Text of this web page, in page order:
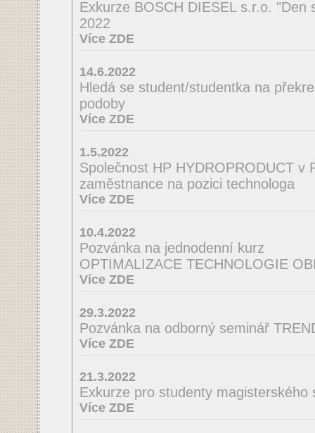
Exkurze BOSCH DIESEL s.r.o. "Den
2022
Více ZDE
14.6.2022
Hledá se student/studentka na
podoby
Více ZDE
1.5.2022
Společnost HP HYDROPRODUCT v
zaměstnance na pozici technologa
Více ZDE
10.4.2022
Pozvánka na jednodenní kurz
OPTIMALIZACE TECHNOLOGIE
Více ZDE
29.3.2022
Pozvánka na odborný seminář
Více ZDE
21.3.2022
Exkurze pro studenty magisterského
Více ZDE